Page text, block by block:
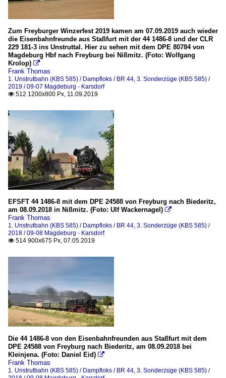
Zum Freyburger Winzerfest 2019 kamen am 07.09.2019 auch wieder
die Eisenbahnfreunde aus Staßfurt mit der 44 1486-8 und der CLR
229 181-3 ins Unstruttal. Hier zu sehen mit dem DPE 80784 von
Magdeburg Hbf nach Freyburg bei Nißmitz. (Foto: Wolfgang
Krolop) 
Frank Thomas
1. Unstrutbahn (KBS 585) / Dampfloks / BR 44, 3. Sonderzüge (KBS 585) /
2019 / 09-07 Magdeburg - Karsdorf
 512 1200x800 Px, 11.09.2019
EFSFT 44 1486-8 mit dem DPE 24588 von Freyburg nach Biederitz,
am 08.09.2018 in Nißmitz. (Foto: Ulf Wackernagel) 
Frank Thomas
1. Unstrutbahn (KBS 585) / Dampfloks / BR 44, 3. Sonderzüge (KBS 585) /
2018 / 09-08 Magdeburg - Karsdorf
 514 900x675 Px, 07.05.2019
Die 44 1486-8 von den Eisenbahnfreunden aus Staßfurt mit dem
DPE 24588 von Freyburg nach Biederitz, am 08.09.2018 bei
Kleinjena. (Foto: Daniel Eid) 
Frank Thomas
1. Unstrutbahn (KBS 585) / Dampfloks / BR 44, 3. Sonderzüge (KBS 585) /